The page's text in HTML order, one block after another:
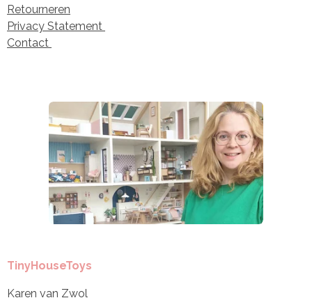
Retourneren
Privacy Statement
Contact
TinyHouseToys
Karen van Zwol